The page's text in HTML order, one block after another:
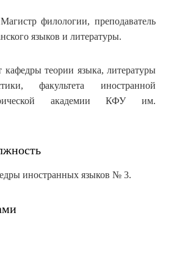
филологии, преподаватель
языков и литературы.
теории языка, литературы
факультета иностранной
академии КФУ им.
иностранных языков № 3.